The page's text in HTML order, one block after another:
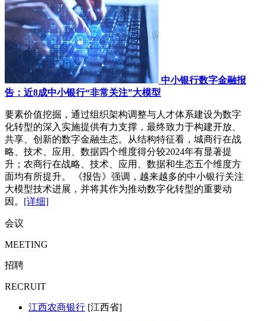
中小银行数字金融报
告：近8成中小银行“非常关注”大模型
要素价值挖掘，通过组织架构调整与人才体系建设为数字
化转型的深入实施提供有力支撑，最终致力于构建开放、
共享、创新的数字金融生态。从结构特征看，城商行在战
略、技术、应用、数据四个维度得分较2024年有显著提
升；农商行在战略、技术、应用、数据和生态五个维度方
面均有所提升。 《报告》强调，越来越多的中小银行关注
大模型技术进展，并将其作为推动数字化转型的重要动
因。 [详细]
会议
MEETING
招聘
RECRUIT
江西农商银行 [江西省]